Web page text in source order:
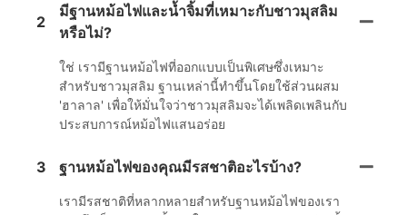
2
มีฐานหม้อไฟและน้ำจิ้มที่เหมาะกับชาวมุสลิม
หรือไม่?
ใช่ เรามีฐานหม้อไฟที่ออกแบบเป็นพิเศษซึ่งเหมาะ
สำหรับชาวมุสลิม ฐานเหล่านี้ทำขึ้นโดยใช้ส่วนผสม
'ฮาลาล' เพื่อให้มั่นใจว่าชาวมุสลิมจะได้เพลิดเพลินกับ
ประสบการณ์หม้อไฟแสนอร่อย
3 ฐานหม้อไฟของคุณมีรสชาติอะไรบ้าง?
เรามีรสชาติที่หลากหลายสำหรับฐานหม้อไฟของเรา